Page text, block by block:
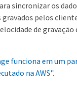
sincronizar os
gravados pelos
de gravação
funciona em um
na AWS".